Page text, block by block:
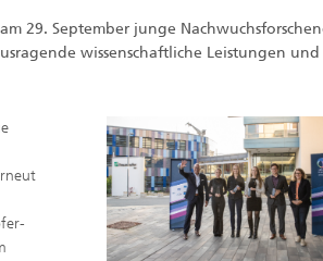
29. September junge
wissenschaftliche Leistungen